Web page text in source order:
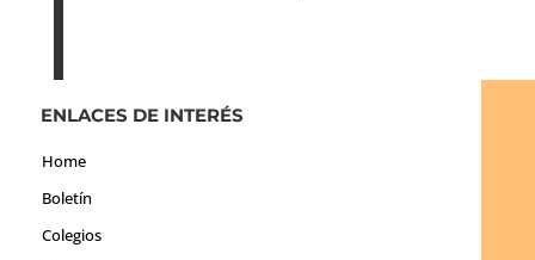
ENLACES DE INTERÉS
Home
Boletín
Colegios